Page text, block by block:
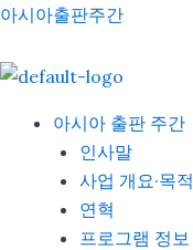
Skip
content
아시아출판주간
아시아 출판 주간
인사말
사업 개요·목적
연혁
프로그램 정보